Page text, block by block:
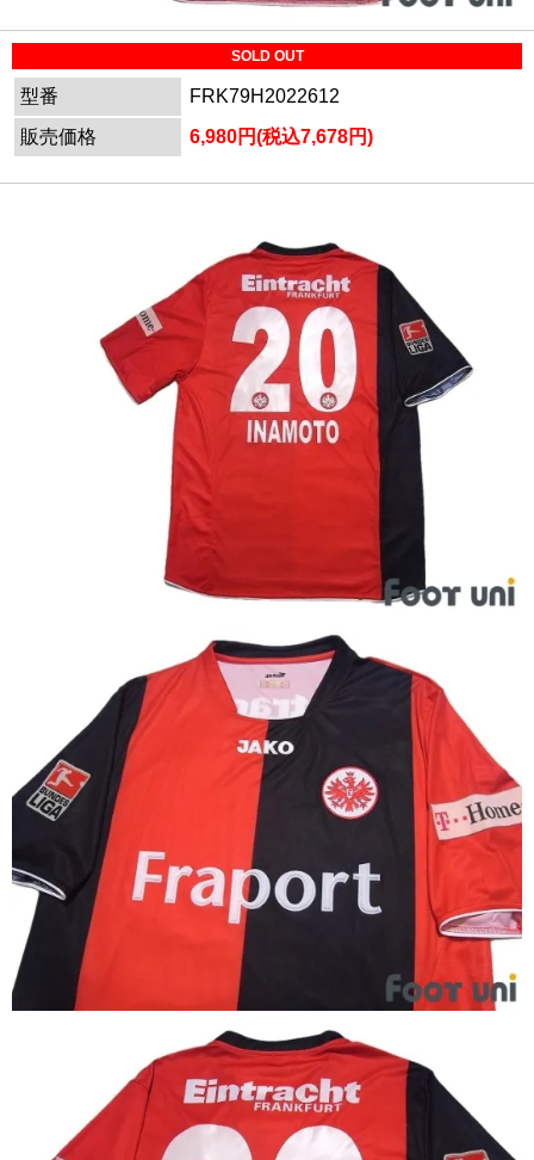
SOLD OUT
型番
FRK79H2022612
販売価格
6,980円(税込7,678円)